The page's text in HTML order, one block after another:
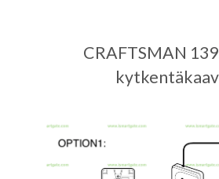
CRAFTSMAN